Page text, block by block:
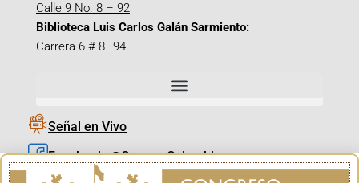
Calle 9 No. 8 – 92
Biblioteca Luis Carlos Galán Sarmiento:
Carrera 6 # 8–94
Señal en Vivo
Facebook_@CamaraColombia